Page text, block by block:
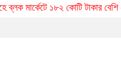
ব্লক মার্কেটে ১৮২ কোটি টাকার